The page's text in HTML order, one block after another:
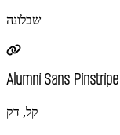
שבלונה
Alumni Sans Pinstripe
קל, דק